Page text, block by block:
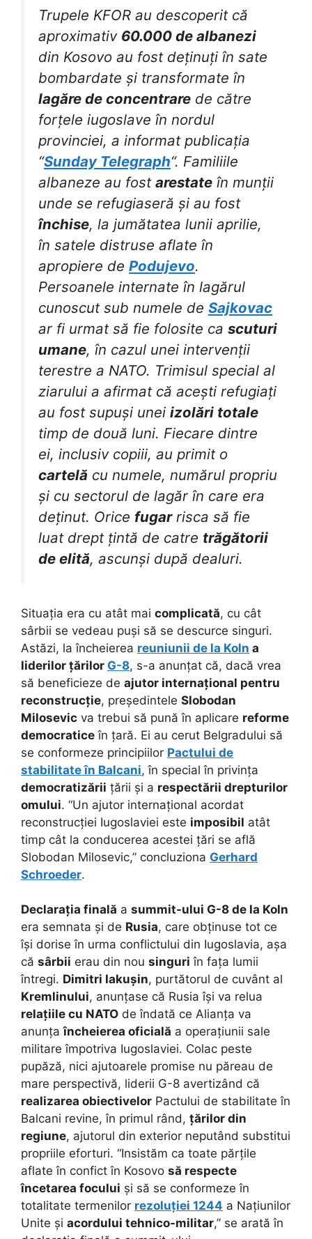
Trupele KFOR au descoperit că
aproximativ 60.000 de albanezi
din Kosovo au fost deținuți în sate
bombardate și transformate în
lagăre de concentrare de către
forțele iugoslave în nordul
provinciei, a informat publicația
“Sunday Telegraph“. Familiile
albaneze au fost arestate în munții
unde se refugiaseră și au fost
închise, la jumătatea lunii aprilie,
în satele distruse aflate în
apropiere de Podujevo.
Persoanele internate în lagărul
cunoscut sub numele de Sajkovac
ar fi urmat să fie folosite ca scuturi
umane, în cazul unei intervenții
terestre a NATO. Trimisul special al
ziarului a afirmat că acești refugiați
au fost supuși unei izolări totale
timp de două luni. Fiecare dintre
ei, inclusiv copiii, au primit o
cartelă cu numele, numărul propriu
și cu sectorul de lagăr în care era
deținut. Orice fugarrisca să fie
luat drept țintă de catre trăgătorii
de elită, ascunși după dealuri.
Situația era cu atât mai complicată, cu cât
sârbii se vedeau puși să se descurce singuri.
Astăzi, la încheierea reuniunii de la Koln a
liderilor țărilor G-8, s-a anunțat că, dacă vrea
să beneficieze de ajutor internațional pentru
reconstrucție, președintele Slobodan
Milosevic va trebui să pună în aplicare reforme
democratice în țară. Ei au cerut Belgradului să
se conformeze principiilor Pactului de
stabilitate în Balcani, în special în privința
democratizării țării și a respectării drepturilor
omului. “Un ajutor internațional acordat
reconstrucției Iugoslaviei este imposibil atât
timp cât la conducerea acestei țări se află
Slobodan Milosevic,” concluziona Gerhard
Schroeder.
Declarația finală a summit-ului G-8 de la Koln
era semnata și de Rusia, care obținuse tot ce
își dorise în urma conflictului din Iugoslavia, așa
că sârbii erau din nou singuri în fața lumii
întregi. Dimitri Iakușin, purtătorul de cuvânt al
Kremlinului, anunțase că Rusia își va relua
relațiile cu NATO de îndată ce Alianța va
anunțaîncheierea oficială a operațiunii sale
militare împotriva Iugoslaviei. Colac peste
pupăză, nici ajutoarele promise nu păreau de
mare perspectivă, liderii G-8 avertizând că
realizarea obiectivelor Pactului de stabilitate în
Balcani revine, în primul rând, țărilor din
regiune, ajutorul din exterior neputând substitui
propriile eforturi. “Insistăm ca toate părțile
aflate în confict în Kosovo să respecte
încetarea focului și să se conformeze în
totalitate termenilor rezoluției 1244 a Națiunilor
Unite și acordului tehnico-militar,” se arată în